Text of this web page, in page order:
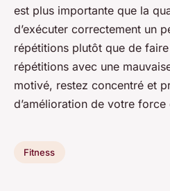
est plus importante que la
d’exécuter correctement un
répétitions plutôt que de
répétitions avec une
motivé, restez concentré et
d’amélioration de votre
Fitness